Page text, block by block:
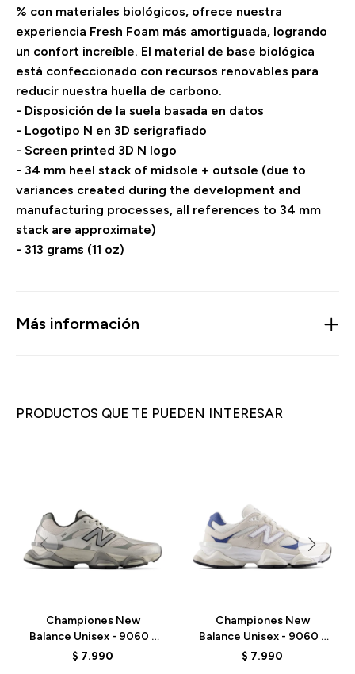
% con materiales biológicos, ofrece nuestra
experiencia Fresh Foam más amortiguada, logrando
un confort increíble. El material de base biológica
está confeccionado con recursos renovables para
reducir nuestra huella de carbono.
- Disposición de la suela basada en datos
- Logotipo N en 3D serigrafiado
- Screen printed 3D N logo
- 34 mm heel stack of midsole + outsole (due to
variances created during the development and
manufacturing processes, all references to 34 mm
stack are approximate)
- 313 grams (11 oz)
Más información
PRODUCTOS QUE TE PUEDEN INTERESAR
Championes New
Balance Unisex - 9060 -
U90601T9 - GREY
$ 7.990
Championes New
Balance Unisex - 9060 -
U90601KA - BEIGE/AZUL
$ 7.990